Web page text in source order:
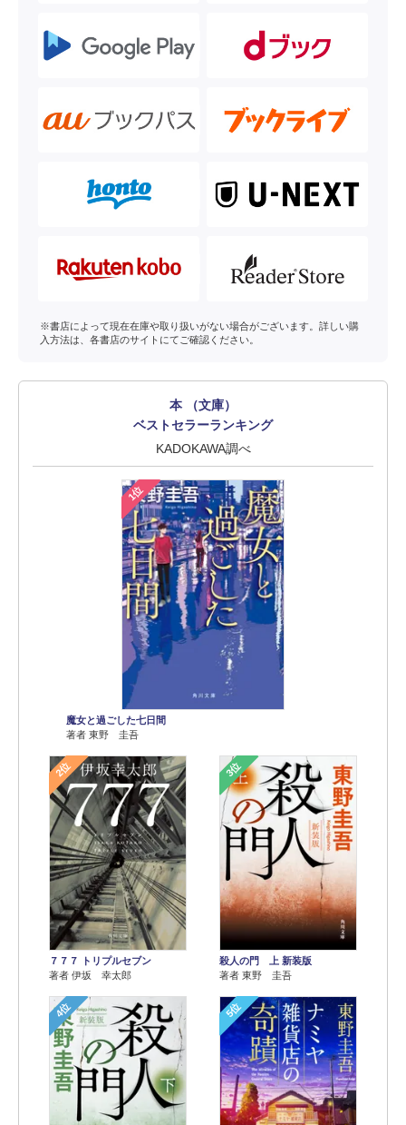
※書店によって現在在庫や取り扱いがない場合がございます。詳しい購
入方法は、各書店のサイトにてご確認ください。
本 （文庫）
ベストセラーランキング
KADOKAWA調べ
1位
魔女と過ごした七日間
著者 東野 圭吾
2位
７７７ トリプルセブン
著者 伊坂 幸太郎
3位
殺人の門 上 新装版
著者 東野 圭吾
4位 5位